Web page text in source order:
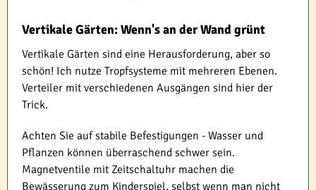
Vertikale Gärten: Wenn's an der Wand grünt
Vertikale Gärten sind eine Herausforderung, aber so
schön! Ich nutze Tropfsysteme mit mehreren Ebenen.
Verteiler mit verschiedenen Ausgängen sind hier der
Trick.
Achten Sie auf stabile Befestigungen - Wasser und
Pflanzen können überraschend schwer sein.
Magnetventile mit Zeitschaltuhr machen die
Bewässerung zum Kinderspiel, selbst wenn man nicht